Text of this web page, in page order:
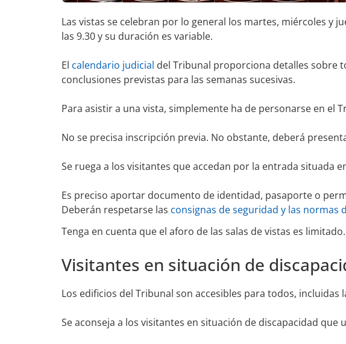
Las vistas se celebran por lo general los martes, miércoles y
las 9.30 y su duración es variable.
El calendario judicial del Tribunal proporciona detalles sobre
conclusiones previstas para las semanas sucesivas.
Para asistir a una vista, simplemente ha de personarse en el
No se precisa inscripción previa. No obstante, deberá
Se ruega a los visitantes que accedan por la entrada situada
Es preciso aportar documento de identidad, pasaporte o
Deberán respetarse las consignas de seguridad y las normas
Tenga en cuenta que el aforo de las salas de vistas es
Visitantes en situación de
Los edificios del Tribunal son accesibles para todos,
Se aconseja a los visitantes en situación de discapacidad